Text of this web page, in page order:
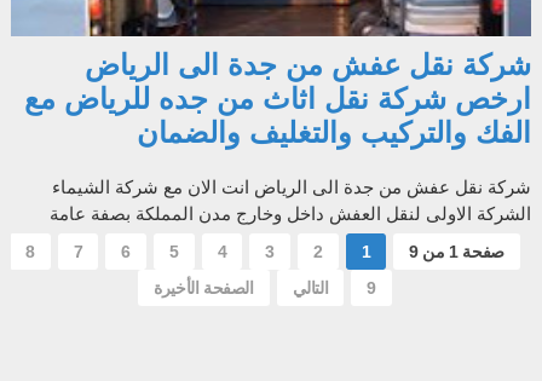
شركة نقل عفش من جدة الى الرياض
ارخص شركة نقل اثاث من جده للرياض مع
الفك والتركيب والتغليف والضمان
شركة نقل عفش من جدة الى الرياض انت الان مع شركة الشيماء
الشركة الاولى لنقل العفش داخل وخارج مدن المملكة بصفة عامة
وبصفة خاصة ارخص و اسرع و ا...
صفحة 1 من 9 1
2
3
4
5
6
7
8
9
التالي الصفحة الأخيرة